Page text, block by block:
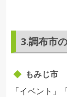
3.調布市
もみじ市
「イベント